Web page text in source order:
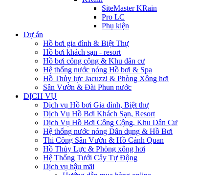
SiteMaster KRain
Pro LC
Phụ kiện
Dự án
Hồ bơi gia đình & Biệt Thự
Hồ bơi khách sạn - resort
Hồ bơi công cộng & Khu dân cư
Hệ thống nước nóng Hồ bơi & Spa
Hồ Thủy lực Jacuzzi & Phòng Xông hơi
Sân Vườn & Đài Phun nước
DỊCH VỤ
Dịch vụ Hồ bơi Gia đình, Biệt thự
Dịch Vụ Hồ Bơi Khách Sạn, Resort
Dịch Vụ Hồ Bơi Công Cộng, Khu Dân Cư
Hệ thống nước nóng Dân dụng & Hồ Bơi
Thi Công Sân Vườn & Hồ Cảnh Quan
Hồ Thủy Lực & Phòng xông hơi
Hệ Thống Tưới Cây Tự Động
Dịch vụ hậu mãi